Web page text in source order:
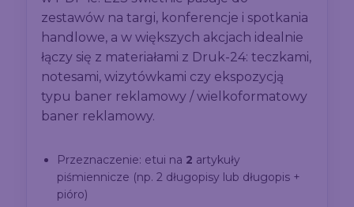
zestawów na targi, konferencje i spotkania
handlowe, a w większych akcjach idealnie
łączy się z materiałami z Druk-24: teczkami,
notesami, wizytówkami czy ekspozycją
typu baner reklamowy / wielkoformatowy
baner reklamowy.
Przeznaczenie: etui na 2 artykuły
piśmiennicze (np. 2 długopisy lub długopis +
pióro)